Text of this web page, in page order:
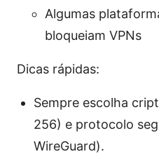
Algumas
bloqueiam VPNs
Dicas rápidas:
Sempre escolha
256) e protocolo
WireGuard).